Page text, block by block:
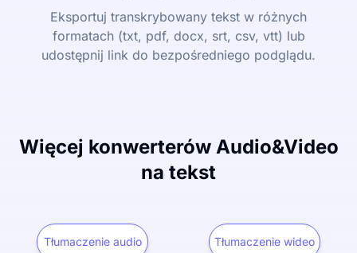
Eksportuj transkrybowany tekst w różnych
formatach (txt, pdf, docx, srt, csv, vtt) lub
udostępnij link do bezpośredniego podglądu.
Więcej konwerterów Audio&Video
na tekst
Tłumaczenie audio Tłumaczenie wideo